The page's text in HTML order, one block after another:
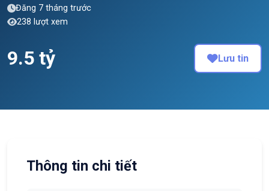
Đăng 7 tháng trước
238 lượt xem
9.5 tỷ Lưu tin
Thông tin chi tiết